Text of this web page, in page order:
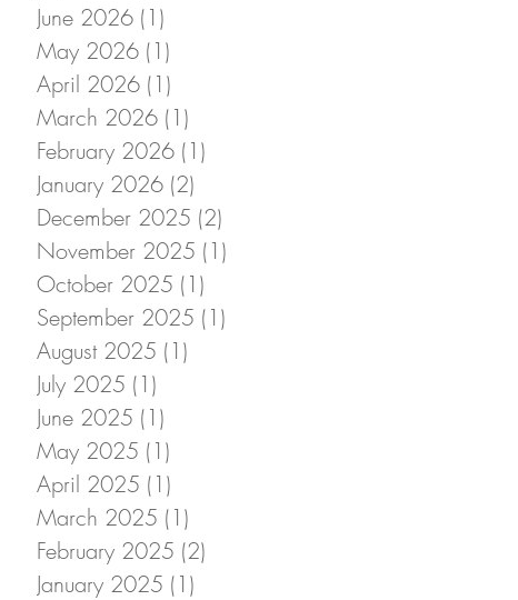
June 2026 (1)
May 2026 (1)
April 2026 (1)
March 2026 (1)
February 2026 (1)
January 2026 (2)
December 2025 (2)
November 2025 (1)
October 2025 (1)
September 2025 (1)
August 2025 (1)
July 2025 (1)
June 2025 (1)
May 2025 (1)
April 2025 (1)
March 2025 (1)
February 2025 (2)
January 2025 (1)